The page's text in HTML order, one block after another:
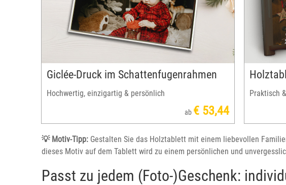
Giclée-Druck im Schattenfugenrahmen
Hochwertig, einzigartig & persönlich
ab € 53,44
Praktisch
💡 Motiv-Tipp: Gestalten Sie das Holztablett mit einem liebevollen
dieses Motiv auf dem Tablett wird zu einem persönlichen und
Passt zu jedem (Foto-)Geschenk: